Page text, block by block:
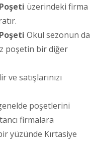
üzerindeki firma
Okul sezonun da
poşetin bir diğer
satışlarınızı
poşetlerini
firmalara
yüzünde Kırtasiye